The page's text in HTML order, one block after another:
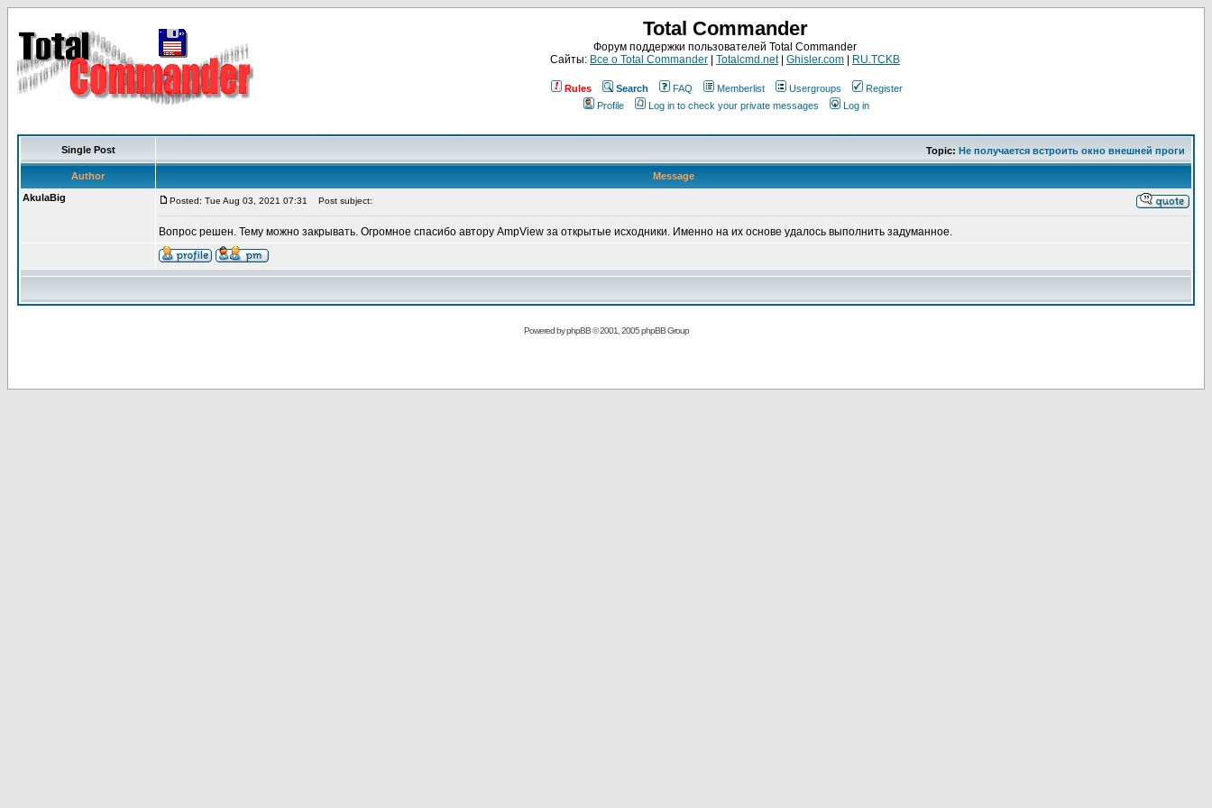
Total Commander
Форум поддержки пользователей Total Commander
Сайты: Все о Total Commander Totalcmd.net| Ghisler.com RU.TCKB
Rules Search FAQ Memberlist Usergroups
Register
Profile
Log in to check your private messages Log in
Single Post Topic: Не получается встроить окно внешней проги
Author
Message
AkulaBig
Posted: Tue Aug 03, 2021 07:31 Post subject:
Вопрос решен. Тему можно закрывать. Огромное спасибо автору AmpView за открытые исходники. Именно на их основе удалось выполнить задуманное.
Powered byphpBB© 2001, 2005 phpBB Group